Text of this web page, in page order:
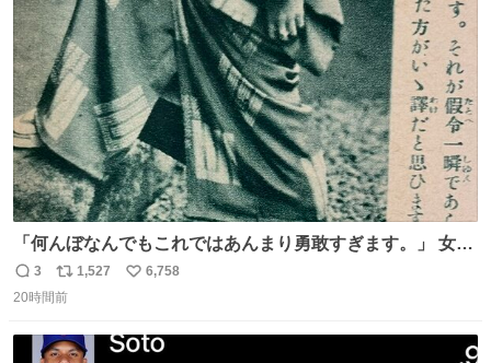
数
「何んぼなんでもこれではあんまり勇敢すぎます。」 女性
の立ち振る舞い指南コーナーで、大股を「下品」や「はし
たない」という言葉を使わず「勇敢すぎます」と洒落っ気
っていきたい… （昭和4年婦人倶楽部新年号より）
返
信
3
リ
ポ
ト
1,527
い
数
6,758
20時間前